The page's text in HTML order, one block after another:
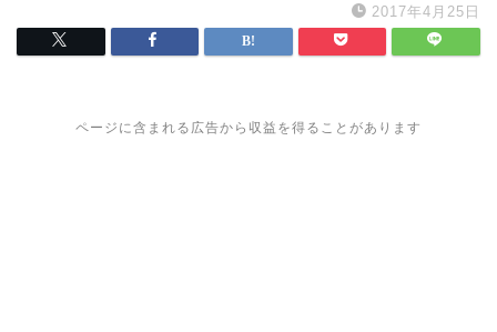
2017年4月25日
ページに含まれる広告から収益を得ることがあります